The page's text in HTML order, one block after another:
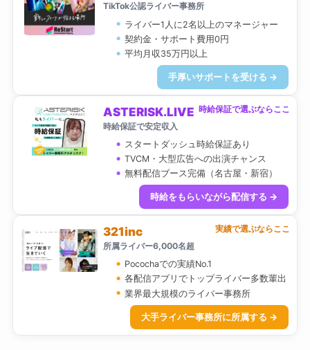
TikTok公認ライバー事務所
ライバー1人に2名以上のマネージャー
契約金・サポート費用0円
平均月収35万円以上
手厚いサポートを受ける →
時給保証で選ぶならここ
ASTERISK.LIVE
時給保証で安定収入
スタートダッシュ時給保証あり
TVCM・大型広告への出演チャンス
無料配信ブース完備（名古屋・新宿）
時給をもらいながら配信する →
実績で選ぶならここ
321inc
所属ライバー6,000名超
Pocochaでの実績No.1
各配信アプリでトップライバー多数輩出
業界最大規模のライバー事務所
大手ライバー事務所に所属する →